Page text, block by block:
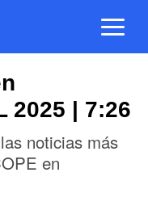
2025 | 7:26
noticias más
en